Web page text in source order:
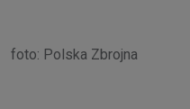
foto: Polska Zbrojna